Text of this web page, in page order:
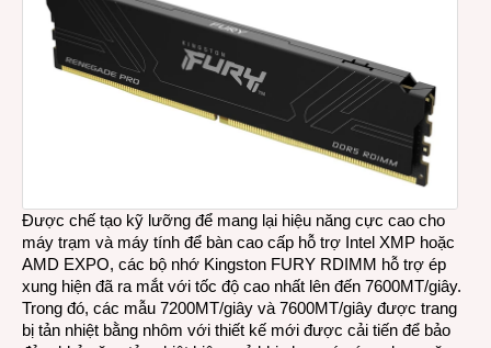
Được chế tạo kỹ lưỡng để mang lại hiệu năng cực cao cho
máy trạm và máy tính để bàn cao cấp hỗ trợ Intel XMP hoặc
AMD EXPO, các bộ nhớ Kingston FURY RDIMM hỗ trợ ép
xung hiện đã ra mắt với tốc độ cao nhất lên đến 7600MT/giây.
Trong đó, các mẫu 7200MT/giây và 7600MT/giây được trang
bị tản nhiệt bằng nhôm với thiết kế mới được cải tiến để bảo